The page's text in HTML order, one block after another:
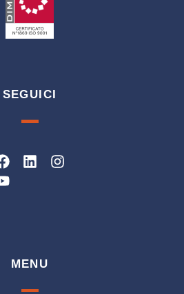
SEGUICI
Facebook
LinkedinInstagram
Youtube
MENU